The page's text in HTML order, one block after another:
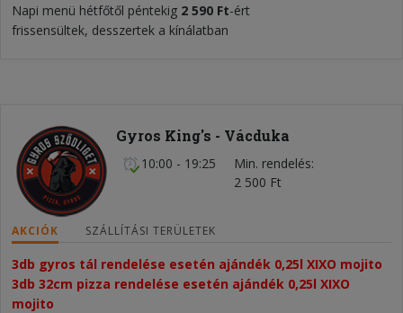
Napi menü hétfőtől péntekig 2 590 Ft-ért
frissensültek, desszertek a kínálatban
Gyros King's - Vácduka
10:00 - 19:25
Min. rendelés
2 500 Ft
AKCIÓK SZÁLLÍTÁSI TERÜLETEK
3db gyros tál rendelése esetén ajándék 0,25l XIXO mojito
3db 32cm pizza rendelése esetén ajándék 0,25l XIXO
mojito